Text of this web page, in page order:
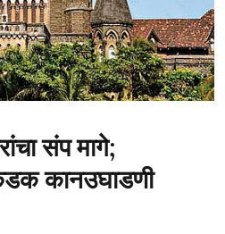
संप मागे;
कानउघाडणी